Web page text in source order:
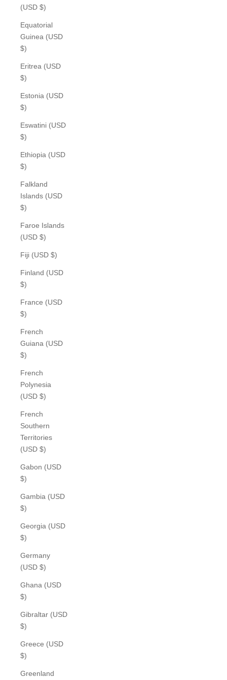
(USD $)
Equatorial
Guinea (USD
$)
Eritrea (USD
$)
Estonia (USD
$)
Eswatini (USD
$)
Ethiopia (USD
$)
Falkland
Islands (USD
$)
Faroe Islands
(USD $)
Fiji (USD $)
Finland (USD
$)
France (USD
$)
French
Guiana (USD
$)
French
Polynesia
(USD $)
French
Southern
Territories
(USD $)
Gabon (USD
$)
Gambia (USD
$)
Georgia (USD
$)
Germany
(USD $)
Ghana (USD
$)
Gibraltar (USD
$)
Greece (USD
$)
Greenland